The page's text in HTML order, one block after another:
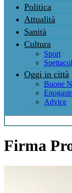
Politica
Attualità
Sanità
Cultura
Sport
Oggi in città
Buone
Advice
Firma